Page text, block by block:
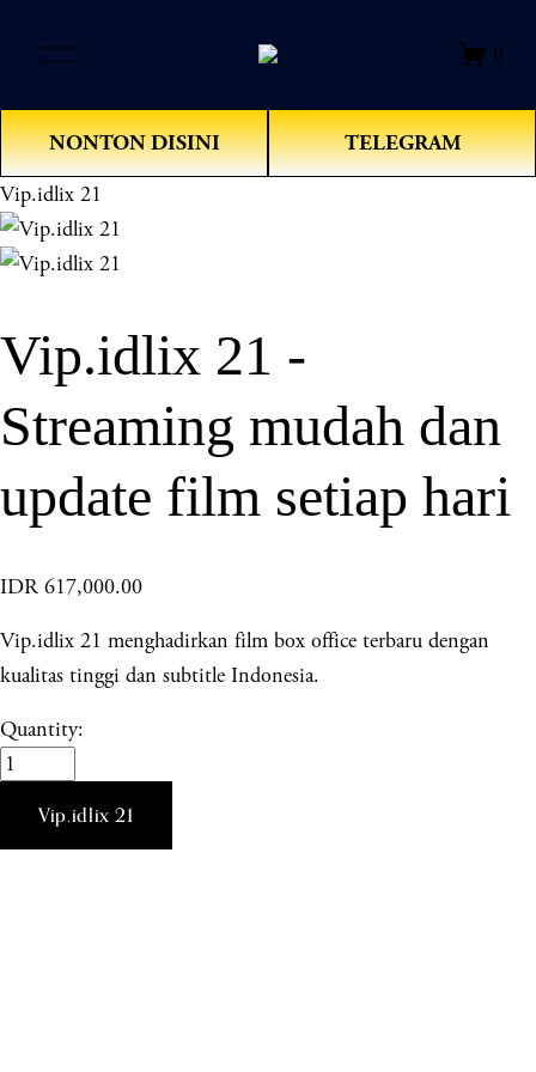
e
n
M
e
u
0
NONTON DISINI TELEGRAM
Vip.idlix 21
Vip.idlix 21 -
Streaming mudah dan
update film setiap hari
IDR 617,000.00
Vip.idlix 21 menghadirkan film box office terbaru dengan
kualitas tinggi dan subtitle Indonesia.
Quantity:
Vip.idlix 21